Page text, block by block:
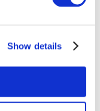
Show details